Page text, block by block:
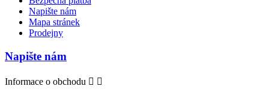
Napište nám
Mapa stránek
Prodejny
Napište nám
Informace o obchodu  